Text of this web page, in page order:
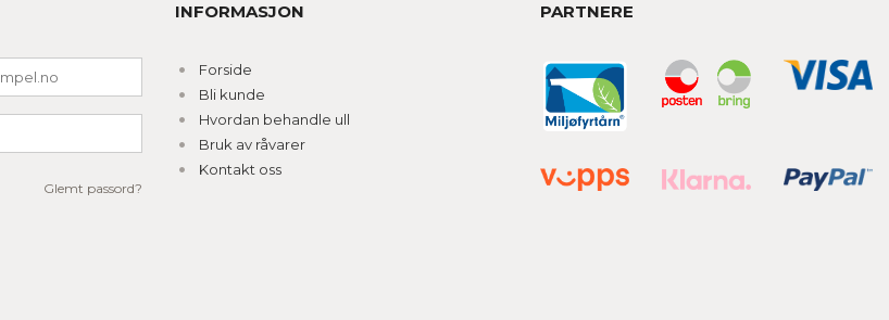
Glemt passord?
INFORMASJON
Forside
Bli kunde
Hvordan behandle ull
Bruk av råvarer
Kontakt oss
PARTNERE